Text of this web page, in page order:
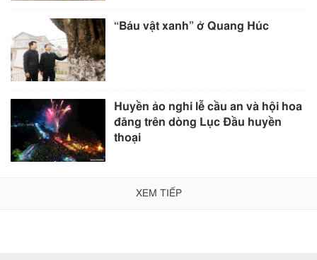
“Báu vật xanh” ở Quang Húc
Huyền ảo nghi lễ cầu an và hội hoa
đăng trên dòng Lục Đầu huyền
thoại
XEM TIẾP